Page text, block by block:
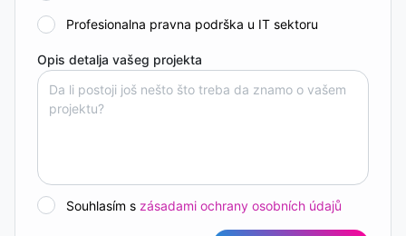
Profesionalna pravna podrška u IT sektoru
Opis detalja vašeg projekta
Souhlasím s zásadami ochrany osobních údajů